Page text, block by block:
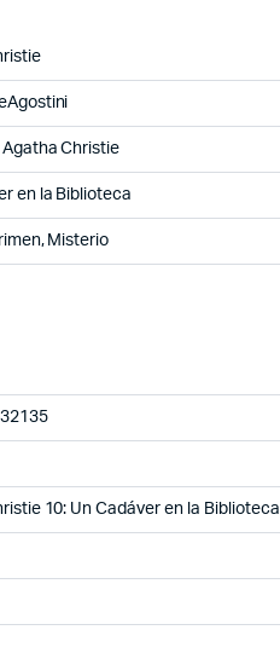
Christie
en la Biblioteca
Misterio
10: Un Cadáver en la Biblioteca